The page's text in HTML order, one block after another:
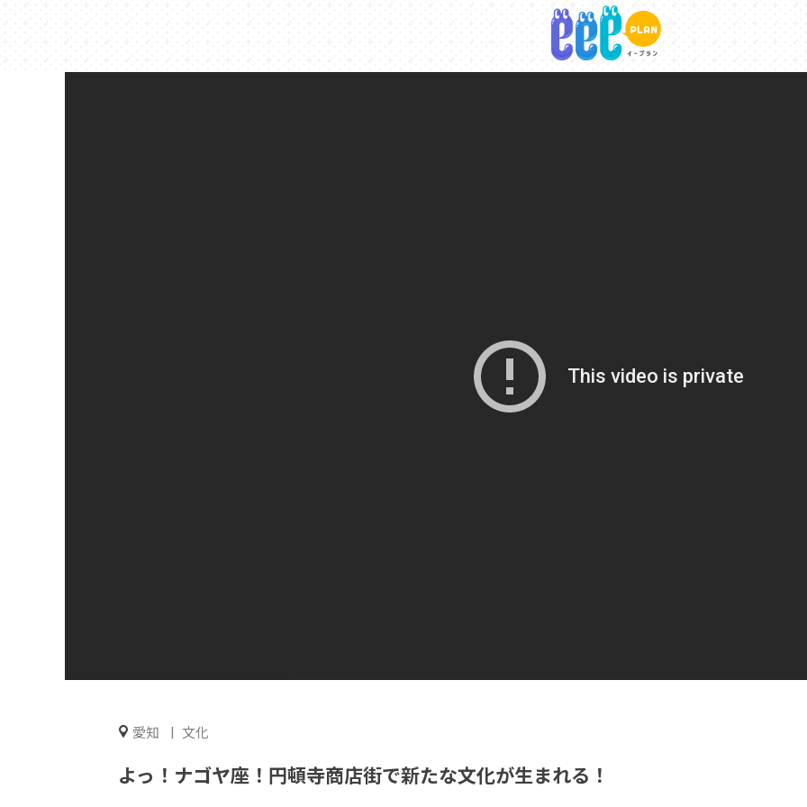
愛知 文化
よっ！ナゴヤ座！円頓寺商店街で新たな文化が生まれる！